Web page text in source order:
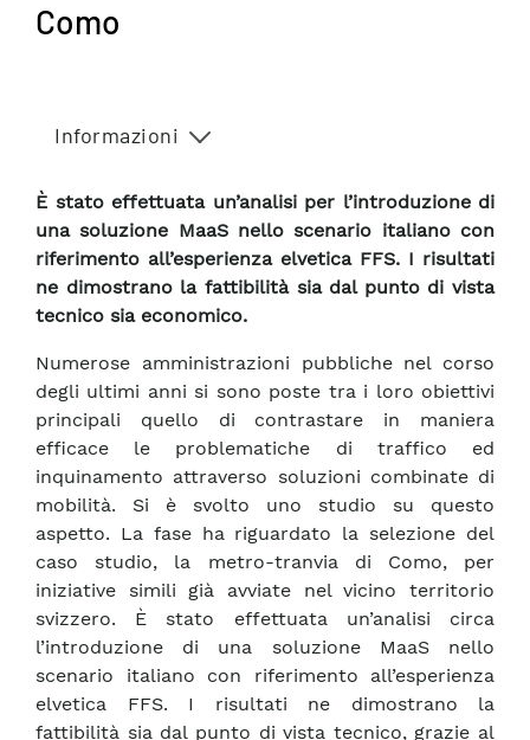
Como
Informazioni
È stato effettuata un’analisi per l’introduzione di
una soluzione MaaS nello scenario italiano con
riferimento all’esperienza elvetica FFS. I risultati
ne dimostrano la fattibilità sia dal punto di vista
tecnico sia economico.
Numerose amministrazioni pubbliche nel corso
degli ultimi anni si sono poste tra i loro obiettivi
principali quello di contrastare in maniera
efficace le problematiche di traffico ed
inquinamento attraverso soluzioni combinate di
mobilità. Si è svolto uno studio su questo
aspetto. La fase ha riguardato la selezione del
caso studio, la metro-tranvia di Como, per
iniziative simili già avviate nel vicino territorio
svizzero. È stato effettuata un’analisi circa
l’introduzione di una soluzione MaaS nello
scenario italiano con riferimento all’esperienza
elvetica FFS. I risultati ne dimostrano la
fattibilità sia dal punto di vista tecnico, grazie al